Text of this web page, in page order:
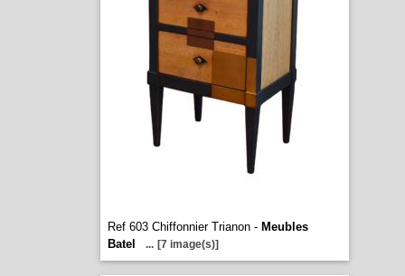
Ref 603 Chiffonnier Trianon - Meubles
Batel
... [7 image(s)]